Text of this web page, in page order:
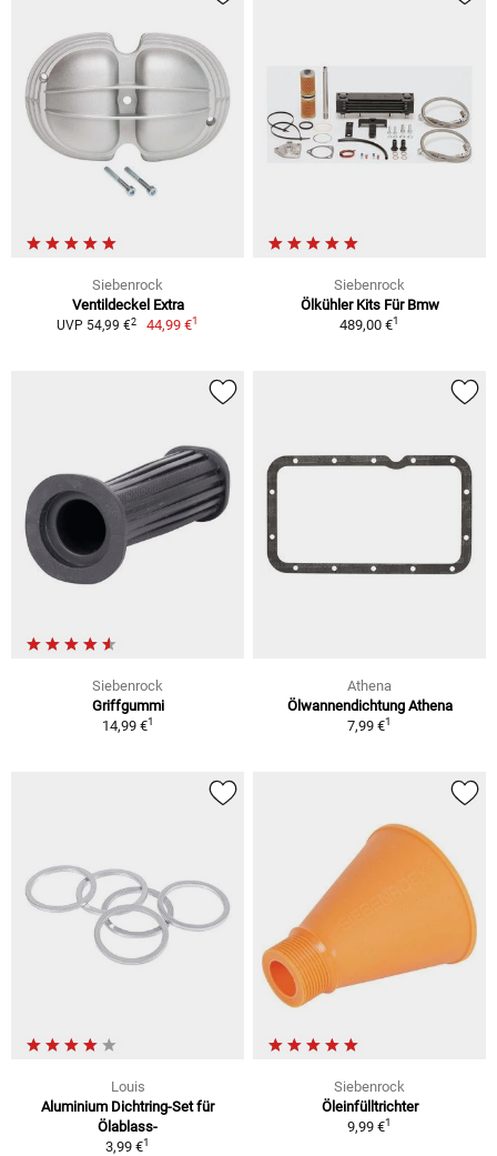
Siebenrock
Ventildeckel Extra
UVP 54,99 €2 44,99 €1
Siebenrock
Ölkühler Kits Für Bmw
489,00 €1
Siebenrock
Griffgummi
14,99 €1
Athena
Ölwannendichtung Athena
7,99 €1
Louis
Aluminium Dichtring-Set für
Ölablass-
3,99 €1
Siebenrock
Öleinfülltrichter
9,99 €1